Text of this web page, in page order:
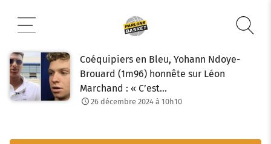
contenu
Coéquipiers en Bleu, Yohann Ndoye-
Brouard (1m96) honnête sur Léon
Marchand : « C’est…
26 décembre 2024 à 10h10